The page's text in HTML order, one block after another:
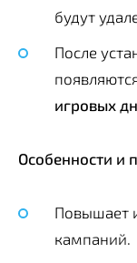
будут
После
игровых
Особенности и
Повышает
кампаний.